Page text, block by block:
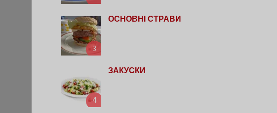
3
ОСНОВНІ СТРАВИ
4
ЗАКУСКИ